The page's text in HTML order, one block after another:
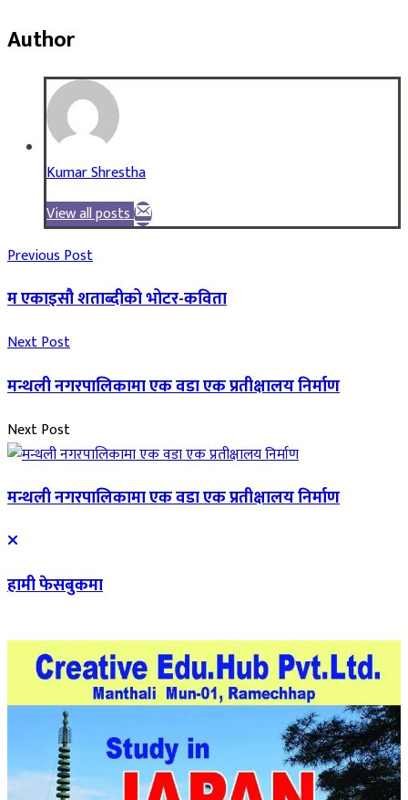
Author
Kumar Shrestha
View all posts
Previous Post
म एकाइसौ शताब्दीको भोटर-कविता
Next Post
मन्थली नगरपालिकामा एक वडा एक प्रतीक्षालय निर्माण
Next Post
मन्थली नगरपालिकामा एक वडा एक प्रतीक्षालय निर्माण
हामी फेसबुकमा